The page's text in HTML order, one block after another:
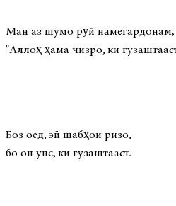
Ман аз шумо рӯй намегардонам,
"Аллоҳ ҳама чизро, ки
Боз оед, эй шабҳои ризо,
бо он унс, ки гузаштааст.